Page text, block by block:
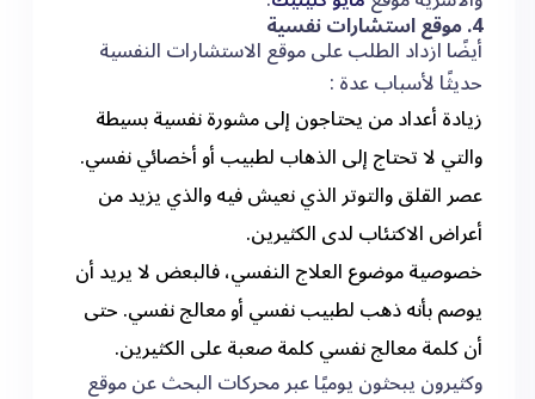
4. موقع استشارات نفسية
أيضًا ازداد الطلب على موقع الاستشارات النفسية
حديثًا لأسباب عدة :
زيادة أعداد من يحتاجون إلى مشورة نفسية بسيطة
والتي لا تحتاج إلى الذهاب لطبيب أو أخصائي نفسي.
عصر القلق والتوتر الذي نعيش فيه والذي يزيد من
أعراض الاكتئاب لدى الكثيرين.
خصوصية موضوع العلاج النفسي، فالبعض لا يريد أن
يوصم بأنه ذهب لطبيب نفسي أو معالج نفسي. حتى
أن كلمة معالج نفسي كلمة صعبة على الكثيرين.
وكثيرون يبحثون يوميًا عبر محركات البحث عن موقع